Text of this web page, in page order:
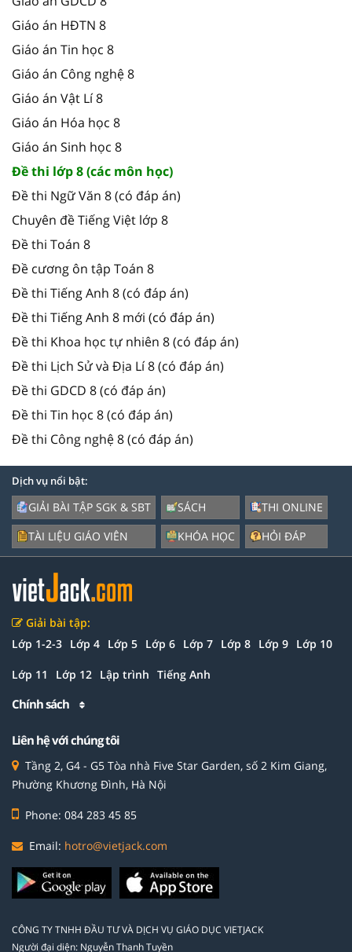
Giáo án HĐTN 8
Giáo án Tin học 8
Giáo án Công nghệ 8
Giáo án Vật Lí 8
Giáo án Hóa học 8
Giáo án Sinh học 8
Đề thi lớp 8 (các môn học)
Đề thi Ngữ Văn 8 (có đáp án)
Chuyên đề Tiếng Việt lớp 8
Đề thi Toán 8
Đề cương ôn tập Toán 8
Đề thi Tiếng Anh 8 (có đáp án)
Đề thi Tiếng Anh 8 mới (có đáp án)
Đề thi Khoa học tự nhiên 8 (có đáp án)
Đề thi Lịch Sử và Địa Lí 8 (có đáp án)
Đề thi GDCD 8 (có đáp án)
Đề thi Tin học 8 (có đáp án)
Đề thi Công nghệ 8 (có đáp án)
Dịch vụ nổi bật:
GIẢI BÀI TẬP SGK & SBT
TÀI LIỆU GIÁO VIÊN
SÁCH
KHÓA HỌC
THI ONLINE
HỎI ĐÁP
Giải bài tập:
Lớp 1-2-3 Lớp 4 Lớp 5 Lớp 6 Lớp 7 Lớp 8 Lớp 9 Lớp 10
Lớp 11 Lớp 12 Lập trình Tiếng Anh
Chính sách
Liên hệ với chúng tôi
Tầng 2, G4 - G5 Tòa nhà Five Star Garden, số 2 Kim Giang,
Phường Khương Đình, Hà Nội
Phone: 084 283 45 85
Email: hotro@vietjack.com
CÔNG TY TNHH ĐẦU TƯ VÀ DỊCH VỤ GIÁO DỤC VIETJACK
Người đại diện: Nguyễn Thanh Tuyền